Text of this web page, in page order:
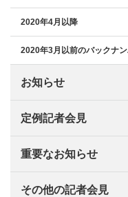
2020年4月以降
2020年3月以前のバックナ
お知らせ
定例記者会見
重要なお知らせ
その他の記者会見